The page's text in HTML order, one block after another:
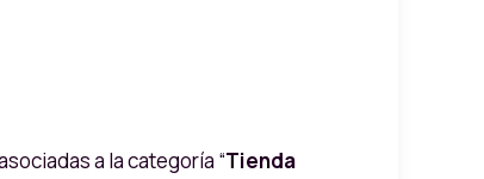
a la categoría “Tienda